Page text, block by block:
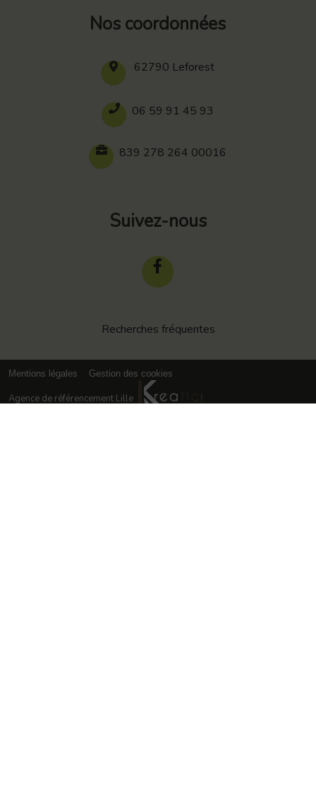
Nos coordonnées
62790 Leforest
06 59 91 45 93
839 278 264 00016
Suivez-nous
Recherches fréquentes
Mentions légales Gestion des cookies
Agence de référencement Lille